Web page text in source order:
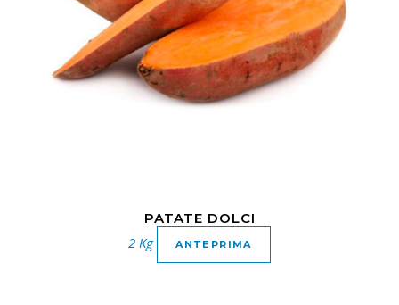
PATATE DOLCI
2 Kg ANTEPRIMA